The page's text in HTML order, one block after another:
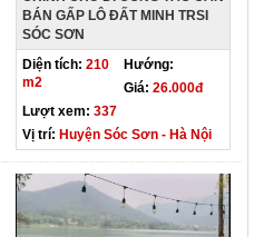
BÁN GẤP LÔ ĐẤT MINH TRSI
SÓC SƠN
Diện tích: 210
m2
Hướng:
Giá: 26.000đ
Lượt xem: 337
Vị trí: Huyện Sóc Sơn - Hà Nội